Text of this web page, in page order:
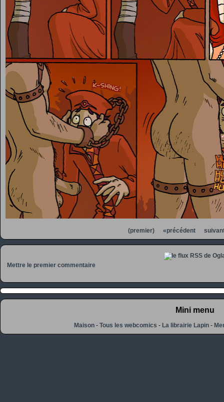
(premier) «précédent
Mettre le premier commentaire
Mini menu
Maison -Tous les webcomics -La librairie Lapin -